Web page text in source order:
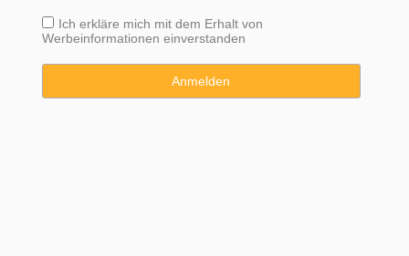
Ich erkläre mich mit dem Erhalt von
Werbeinformationen einverstanden